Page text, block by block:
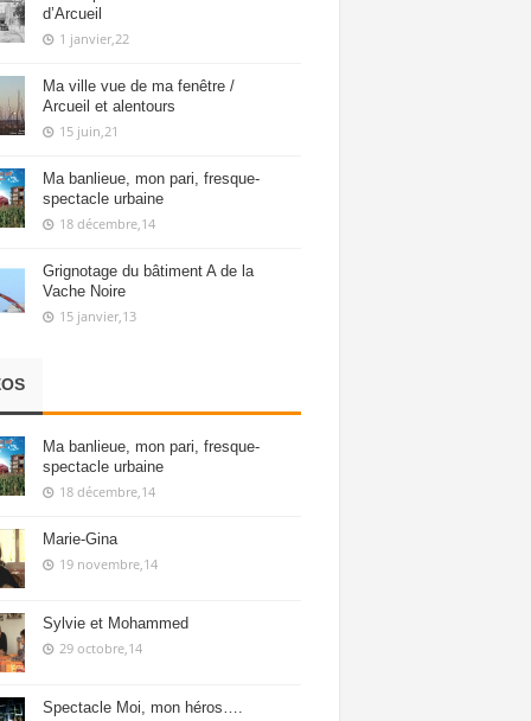
d’Arcueil
1 janvier,22
Ma ville vue de ma fenêtre /
Arcueil et alentours
15 juin,21
Ma banlieue, mon pari, fresque-
spectacle urbaine
18 décembre,14
Grignotage du bâtiment A de la
Vache Noire
15 janvier,13
Ma banlieue, mon pari, fresque-
spectacle urbaine
18 décembre,14
Marie-Gina
19 novembre,14
Sylvie et Mohammed
29 octobre,14
Spectacle Moi, mon héros….